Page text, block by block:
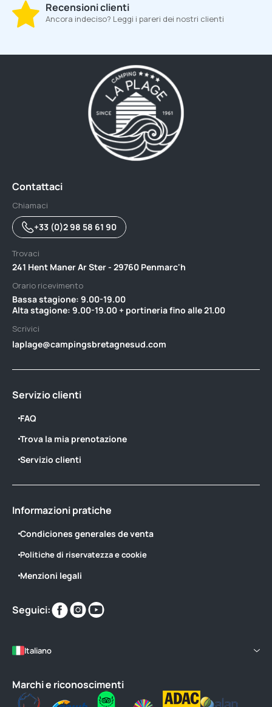
Recensioni clienti
Ancora indeciso? Leggi i pareri dei nostri clienti
Contattaci
Chiamaci
+33 (0)2 98 58 61 90
Trovaci
241 Hent Maner Ar Ster - 29760 Penmarc'h
Orario ricevimento
Bassa stagione: 9.00-19.00 ‎ ‎ ‎ ‎ ‎ ‎ ‎ ‎ ‎ ‎ ‎ ‎ ‎ ‎ ‎ ‎ ‎ ‎ ‎ ‎ ‎ ‎ ‎ ‎ ‎ ‎ ‎ ‎ ‎ ‎ ‎ ‎ ‎ ‎ ‎ ‎ ‎ ‎ ‎ ‎ ‎ ‎ ‎ ‎ ‎ ‎ ‎ ‎ ‎ ‎ ‎ ‎ ‎ ‎ ‎ ‎ ‎ ‎ ‎ ‎ ‎ ‎ ‎ ‎ ‎ ‎ ‎ ‎
Alta stagione: 9.00-19.00 + portineria fino alle 21.00
Scrivici
laplage@campingsbretagnesud.com
Servizio clienti
FAQ
Trova la mia prenotazione
Servizio clienti
Informazioni pratiche
Condiciones generales de venta
Politiche di riservatezza e cookie
Menzioni legali
Seguici:
Trovaci
su
Trovaci
su
Italiano
Marchi e riconoscimenti